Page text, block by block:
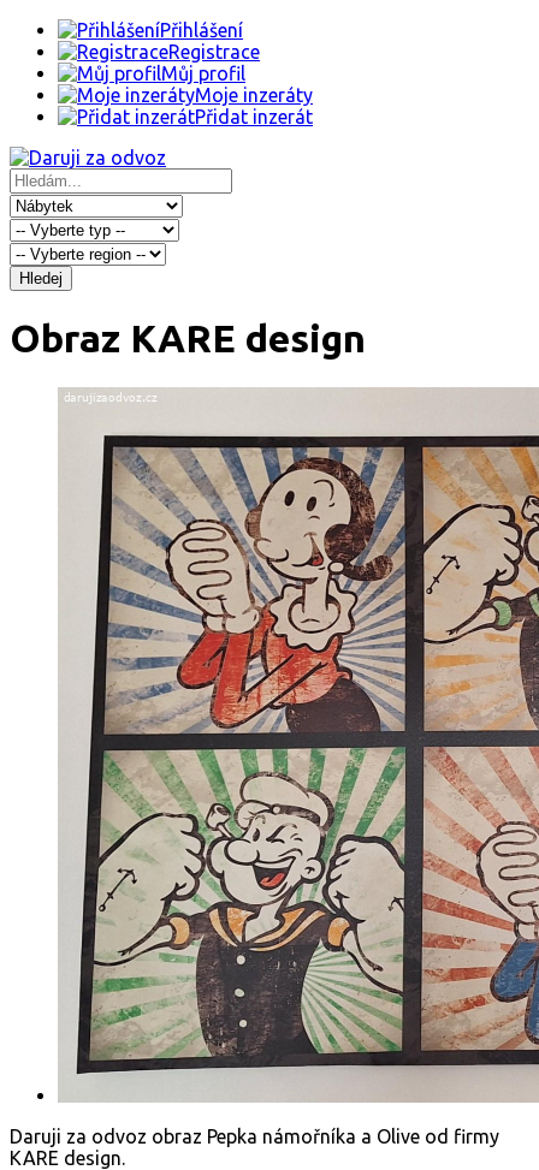
Přihlášení
Registrace
Můj profil
Moje inzeráty
Přidat inzerát
Hledej
Obraz KARE design
Daruji za odvoz obraz Pepka námořníka a Olive od firmy
KARE design.